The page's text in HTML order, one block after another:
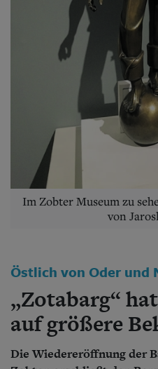
Wer
Aktuelle
Abo
Im Zobter Museum zu
von
Östlich von Oder und
„Zotabarg“
auf größere
Die Wiedereröffnung der